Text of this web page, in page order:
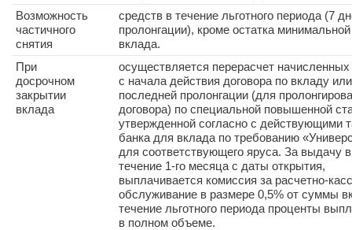
Возможность
частичного
снятия
средств в течение льготного периода (7
пролонгации), кроме остатка
вклада.
При
досрочном
закрытии
вклада
осуществляется перерасчет
с начала действия договора по вкладу
последней пролонгации (для
договора) по специальной повышенной
утвержденной согласно с действующими
банка для вклада по требованию
для соответствующего яруса. За выдачу
течение 1-го месяца с даты открытия,
выплачивается комиссия за расчетно-
обслуживание в размере 0,5% от суммы
течение льготного периода проценты
в полном объеме.